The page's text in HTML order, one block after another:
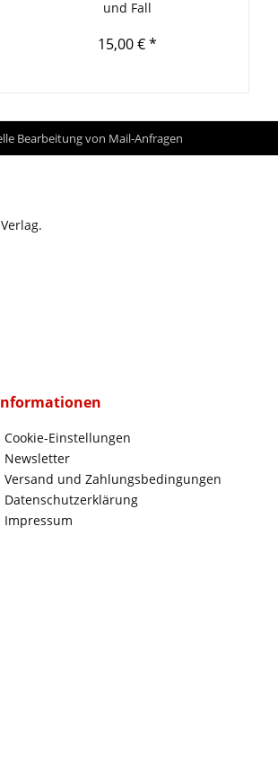
und Fall
15,00 € *
Bearbeitung von Mail-Anfragen
Cookie-Einstellungen
Newsletter
Versand und Zahlungsbedingungen
Datenschutzerklärung
Impressum